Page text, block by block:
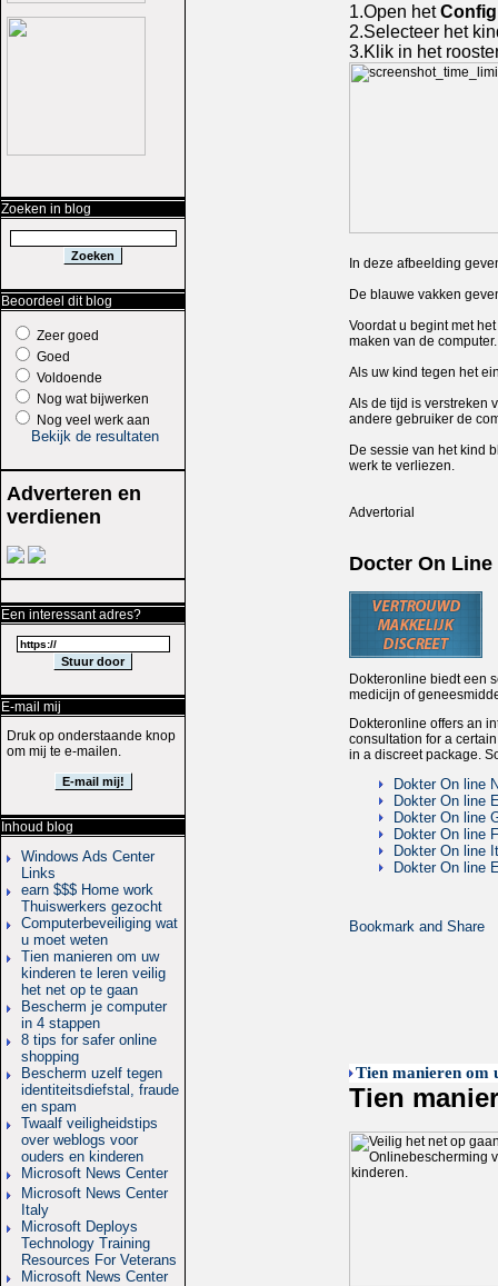
Zoeken in blog
Beoordeel dit blog
Zeer goed
Goed
Voldoende
Nog wat bijwerken
Nog veel werk aan
Bekijk de resultaten
Adverteren en
verdienen
Een interessant adres?
E-mail mij
Druk op onderstaande knop
om mij te e-mailen.
Inhoud blog
Windows Ads Center
Links
earn $$$ Home work
Thuiswerkers gezocht
Computerbeveiliging wat
u moet weten
Tien manieren om uw
kinderen te leren veilig
het net op te gaan
Bescherm je computer
in 4 stappen
8 tips for safer online
shopping
Bescherm uzelf tegen
identiteitsdiefstal, fraude
en spam
Twaalf veiligheidstips
over weblogs voor
ouders en kinderen
Microsoft News Center
Microsoft News Center
Italy
Microsoft Deploys
Technology Training
Resources For Veterans
Microsoft News Center
1.Open het
2.Selecteer het
3.Klik in het
In deze afbeelding
De blauwe vakken
Voordat u begint met
maken van de computer.
Als uw kind tegen het
Als de tijd is verstreken
andere gebruiker de
De sessie van het kind
werk te verliezen.
Advertorial
Docter On Line
Dokteronline biedt een
medicijn of
Dokteronline offers an
consultation for a
in a discreet package.
Dokter On line
Dokter On line
Dokter On line
Dokter On line
Dokter On line
Dokter On line
Tien manieren om
Tien